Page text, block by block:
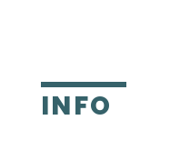
INFO